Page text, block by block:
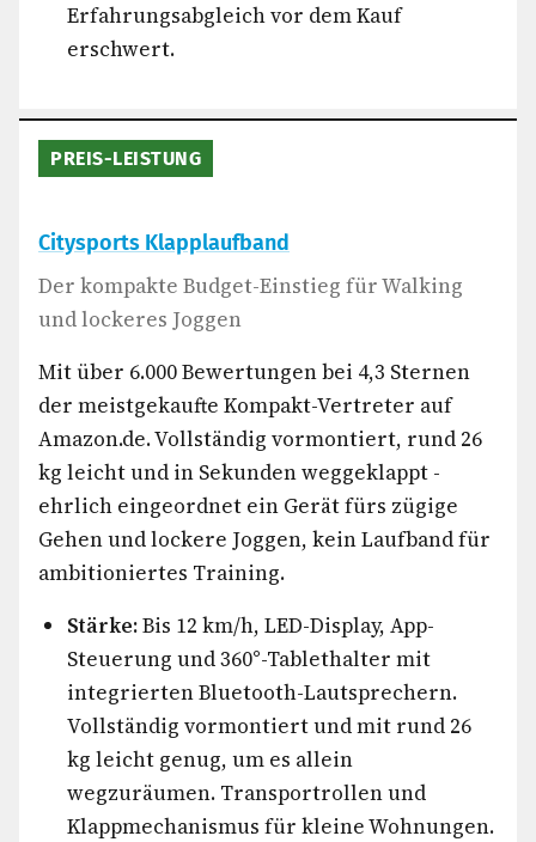
Erfahrungsabgleich vor dem Kauf
erschwert.
PREIS-LEISTUNG
Citysports Klapplaufband
Der kompakte Budget-Einstieg für Walking
und lockeres Joggen
Mit über 6.000 Bewertungen bei 4,3 Sternen
der meistgekaufte Kompakt-Vertreter auf
Amazon.de. Vollständig vormontiert, rund 26
kg leicht und in Sekunden weggeklappt -
ehrlich eingeordnet ein Gerät fürs zügige
Gehen und lockere Joggen, kein Laufband für
ambitioniertes Training.
Stärke:Bis 12 km/h, LED-Display, App-
Steuerung und 360°-Tablethalter mit
integrierten Bluetooth-Lautsprechern.
Vollständig vormontiert und mit rund 26
kg leicht genug, um es allein
wegzuräumen. Transportrollen und
Klappmechanismus für kleine Wohnungen.